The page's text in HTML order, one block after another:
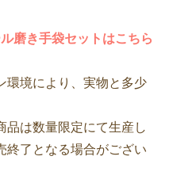
磨き手袋セットはこちら
境により、実物と多少
品は数量限定にて生産し
終了となる場合がござい